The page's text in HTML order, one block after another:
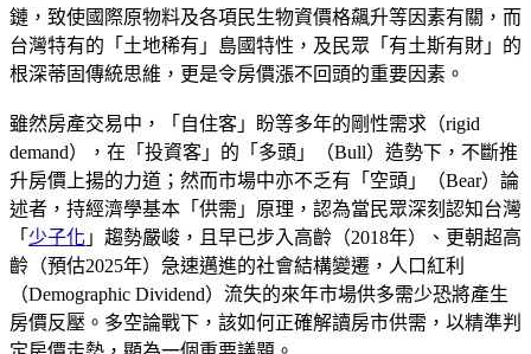
鏈，致使國際原物料及各項民生物資價格飆升等因素有關，而
台灣特有的「土地稀有」島國特性，及民眾「有土斯有財」的
根深蒂固傳統思維，更是令房價漲不回頭的重要因素。
雖然房產交易中，「自住客」盼等多年的剛性需求（rigid
demand），在「投資客」的「多頭」（Bull）造勢下，不斷推
升房價上揚的力道；然而市場中亦不乏有「空頭」（Bear）論
述者，持經濟學基本「供需」原理，認為當民眾深刻認知台灣
「 少子化 」趨勢嚴峻，且早已步入高齡（2018年）、更朝超高
齡（預估2025年）急速邁進的社會結構變遷，人口紅利
（Demographic Dividend）流失的來年市場供多需少恐將產生
房價反壓。多空論戰下，該如何正確解讀房市供需，以精準判